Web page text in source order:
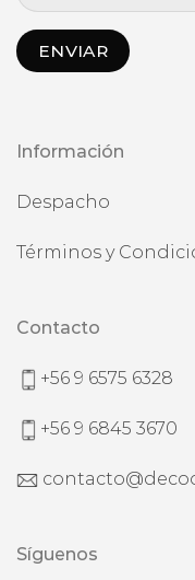
Información
Despacho
Términos y
Contacto
+56 9 6575 6328
+56 9 6845 3670
Síguenos